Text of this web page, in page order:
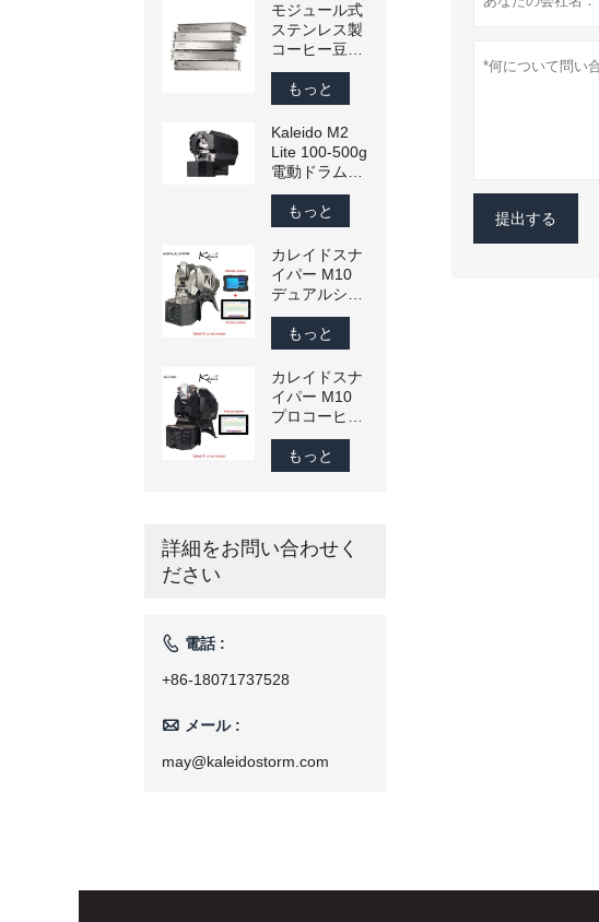
提出する
モジュール式
ステンレス製
コーヒー豆選
別ふるい – 生
豆と焙煎豆用
にメッシュサ
イズをカスタ
マイズ可能
もっと
Kaleido M2
Lite 100-500g
電動ドラム式
コーヒーロー
スター
（Artisan互
換）
もっと
カレイドスナ
イパー M10
デュアルシス
テムコーヒー
ロースター
300 グラ
ム-1200 グラ
ム商業スマー
トコーヒー豆
庭用焙煎機
110 v/220 v
もっと
カレイドスナ
イパー M10
プロコーヒー
ロースター
300 グラ
ム-1200 グラ
庭用焙煎機
もっと
詳細をお問い合わせく
ださい
 電話 :
+86-18071737528
 メール :
may@kaleidostorm.com